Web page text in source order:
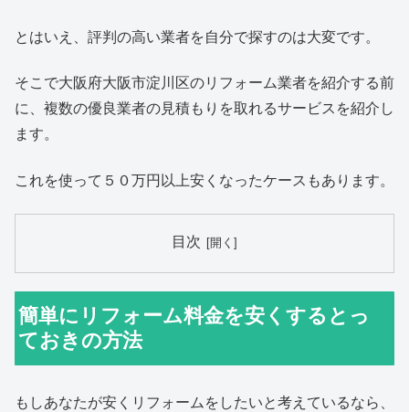
とはいえ、評判の高い業者を自分で探すのは大変です。
そこで大阪府大阪市淀川区のリフォーム業者を紹介する前
に、複数の優良業者の見積もりを取れるサービスを紹介し
ます。
これを使って５０万円以上安くなったケースもあります。
目次
簡単にリフォーム料金を安くするとっ
ておきの方法
もしあなたが安くリフォームをしたいと考えているなら、